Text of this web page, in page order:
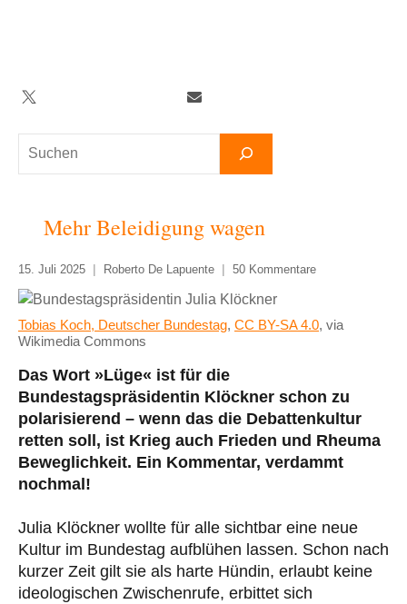
Suchen
Twitter TelegramNewsletter
Mehr Beleidigung wagen
15. Juli 2025 Roberto De Lapuente 50 Kommentare
Tobias Koch, Deutscher Bundestag, CC BY-SA 4.0, via
Wikimedia Commons
Das Wort »Lüge« ist für die
Bundestagspräsidentin Klöckner schon zu
polarisierend – wenn das die Debattenkultur
retten soll, ist Krieg auch Frieden und Rheuma
Beweglichkeit. Ein Kommentar, verdammt
nochmal!
Julia Klöckner wollte für alle sichtbar eine neue
Kultur im Bundestag aufblühen lassen. Schon nach
kurzer Zeit gilt sie als harte Hündin, erlaubt keine
ideologischen Zwischenrufe, erbittet sich